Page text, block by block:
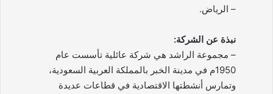
– الرياض.
نبذة عن الشركة:
– مجموعة الراشد هي شركة عائلية تأسست عام
1950م في مدينة الخبر بالمملكة العربية السعودية،
وتمارس أنشطتها الاقتصادية في قطاعات عديدة